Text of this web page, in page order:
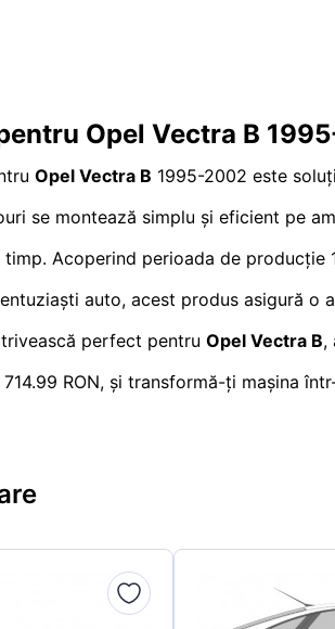
Opel Vectra B
Opel Vectra B 1995-2002 este
se montează simplu și eficient pe
Acoperind perioada de
auto, acest produs asigură
perfect pentru Opel Vectra B,
RON, și transformă-ți mașina